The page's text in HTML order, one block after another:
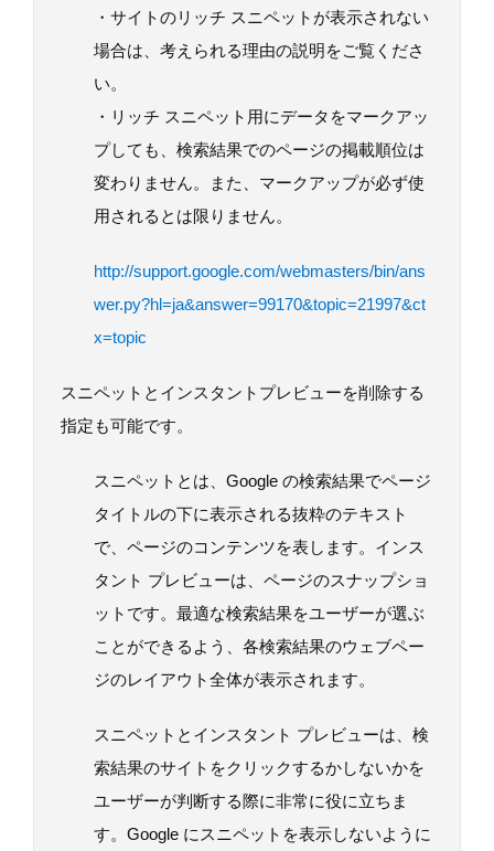
・サイトのリッチ スニペットが表示されない
場合は、考えられる理由の説明をご覧くださ
い。
・リッチ スニペット用にデータをマークアッ
プしても、検索結果でのページの掲載順位は
変わりません。また、マークアップが必ず使
用されるとは限りません。
http://support.google.com/webmasters/bin/ans
wer.py?hl=ja&answer=99170&topic=21997&ct
x=topic
スニペットとインスタントプレビューを削除する
指定も可能です。
スニペットとは、Google の検索結果でページ
タイトルの下に表示される抜粋のテキスト
で、ページのコンテンツを表します。インス
タント プレビューは、ページのスナップショ
ットです。最適な検索結果をユーザーが選ぶ
ことができるよう、各検索結果のウェブペー
ジのレイアウト全体が表示されます。
スニペットとインスタント プレビューは、検
索結果のサイトをクリックするかしないかを
ユーザーが判断する際に非常に役に立ちま
す。Google にスニペットを表示しないように